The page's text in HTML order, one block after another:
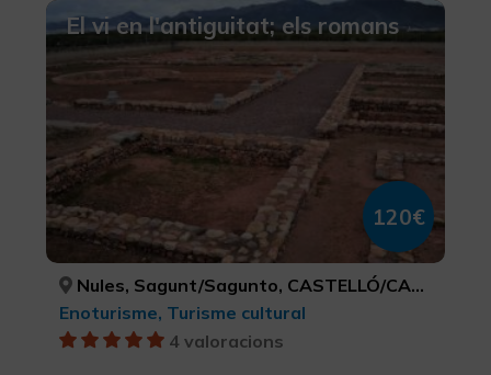
El vi en l'antiguitat; els romans
120€
Nules, Sagunt/Sagunto, CASTELLÓ/CASTELLÓN, VALÈNCIA
Enoturisme, Turisme cultural
4 valoracions